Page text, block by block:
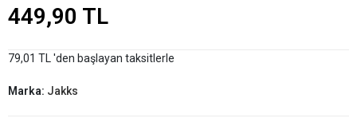
449,90 TL
79,01 TL 'den başlayan taksitlerle
Marka: Jakks